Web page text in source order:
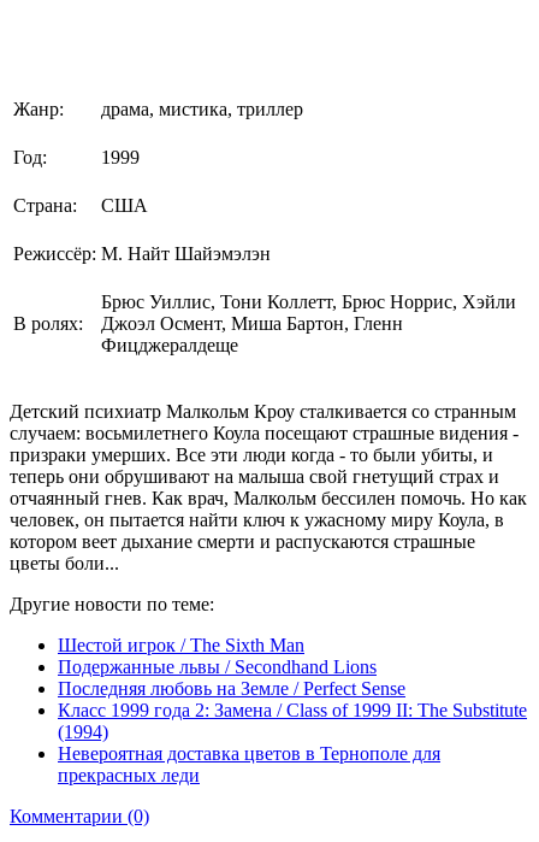
Жанр: драма, мистика, триллер
Год: 1999
Страна: США
Режиссёр: М. Найт Шайэмэлэн
В ролях:
Брюс Уиллис, Тони Коллетт, Брюс Норрис, Хэйли
Джоэл Осмент, Миша Бартон, Гленн
Фицджералдеще
Детский психиатр Малкольм Кроу сталкивается со странным
случаем: восьмилетнего Коула посещают страшные видения -
призраки умерших. Все эти люди когда - то были убиты, и
теперь они обрушивают на малыша свой гнетущий страх и
отчаянный гнев. Как врач, Малкольм бессилен помочь. Но как
человек, он пытается найти ключ к ужасному миру Коула, в
котором веет дыхание смерти и распускаются страшные
цветы боли...
Другие новости по теме:
Шестой игрок / The Sixth Man
Подержанные львы / Secondhand Lions
Последняя любовь на Земле / Perfect Sense
Класс 1999 года 2: Замена / Class of 1999 II: The Substitute
(1994)
Невероятная доставка цветов в Тернополе для
прекрасных леди
Комментарии (0)